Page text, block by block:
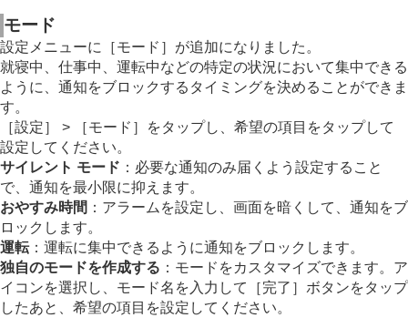
モード
設定メニューに［モード］が追加になりました。
就寝中、仕事中、運転中などの特定の状況において集中できる
ように、通知をブロックするタイミングを決めることができま
す。
［設定］ > ［モード］をタップし、希望の項目をタップして
設定してください。
サイレント モード ：必要な通知のみ届くよう設定すること
で、通知を最小限に抑えます。
おやすみ時間 ：アラームを設定し、画面を暗くして、通知をブ
ロックします。
運転：運転に集中できるように通知をブロックします。
独自のモードを作成する ：モードをカスタマイズできます。ア
イコンを選択し、モード名を入力して［完了］ボタンをタップ
したあと、希望の項目を設定してください。